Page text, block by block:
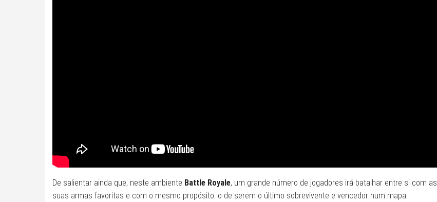
De salientar ainda que, neste ambiente Battle Royale, um grande número de jogadores irá batalhar entre si com as
suas armas favoritas e com o mesmo propósito: o de serem o último sobrevivente e vencedor num mapa